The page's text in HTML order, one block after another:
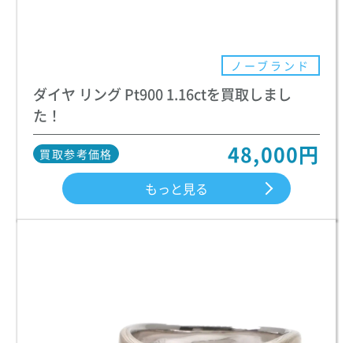
ノーブランド
ダイヤ リング Pt900 1.16ctを買取しまし
た！
買取参考価格 48,000円
もっと見る